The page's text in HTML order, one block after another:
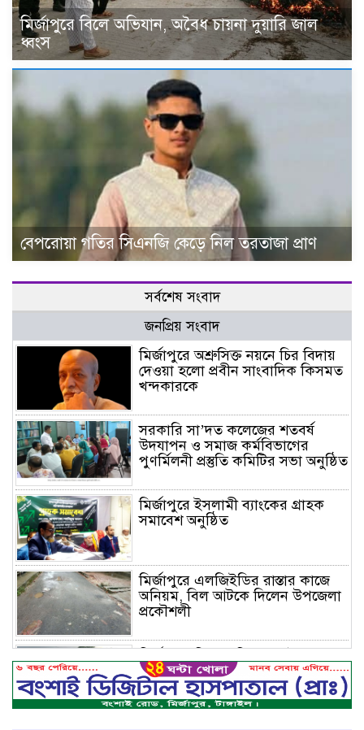
মির্জাপুরে বিলে অভিযান, অবৈধ চায়না দুয়ারি জাল
ধ্বংস
বেপরোয়া গতির সিএনজি কেড়ে নিল তরতাজা প্রাণ
সর্বশেষ সংবাদ
জনপ্রিয় সংবাদ
মির্জাপুরে অশ্রুসিক্ত নয়নে চির বিদায়
দেওয়া হলো প্রবীন সাংবাদিক কিসমত
খন্দকারকে
সরকারি সা’দত কলেজের শতবর্ষ
উদযাপন ও সমাজ কর্মবিভাগের
পুণর্মিলনী প্রস্তুতি কমিটির সভা অনুষ্ঠিত
মির্জাপুরে ইসলামী ব্যাংকের গ্রাহক
সমাবেশ অনুষ্ঠিত
মির্জাপুরে এলজিইডির রাস্তার কাজে
অনিয়ম, বিল আটকে দিলেন উপজেলা
প্রকৌশলী
দুয়ারি জাল ধ্বংস